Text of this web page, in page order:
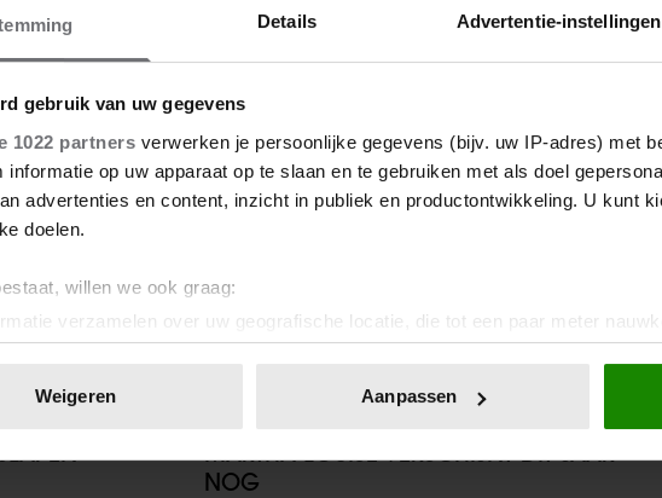
Details Advertentie-instellingen
gebruik van uw gegevens
1022 partners verwerken je persoonlijke gegevens (bijv. uw IP-adres) met
informatie op uw apparaat op te slaan en te gebruiken met als doel
advertenties en content, inzicht in publiek en productontwikkeling. U kunt
doelen.
willen we ook graag:
verzamelen over uw geografische locatie, die tot een paar meter
identificeren door het actief te scannen op specifieke
op elk moment wijzigen of intrekken in de Cookieverklaring.
cookies om content en advertenties te personaliseren, om functies voor
Weigeren Aanpassen
Wereldsterren
VAN
Royalty
NETFLIX-DOCUMENTAIRE OVER PRINSES
MÄRTHA LOUISE VERSCHIJNT DIT JAAR
NOG